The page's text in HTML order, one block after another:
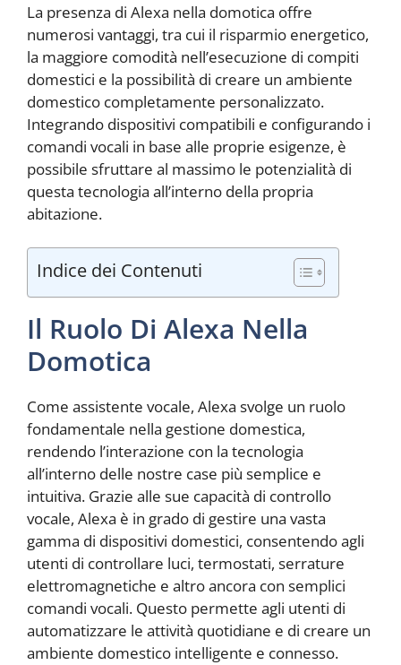
La presenza di Alexa nella domotica offre
numerosi vantaggi, tra cui il risparmio energetico,
la maggiore comodità nell’esecuzione di compiti
domestici e la possibilità di creare un ambiente
domestico completamente personalizzato.
Integrando dispositivi compatibili e configurando i
comandi vocali in base alle proprie esigenze, è
possibile sfruttare al massimo le potenzialità di
questa tecnologia all’interno della propria
abitazione.
Indice dei Contenuti
Il Ruolo Di Alexa Nella
Domotica
Come assistente vocale, Alexa svolge un ruolo
fondamentale nella gestione domestica,
rendendo l’interazione con la tecnologia
all’interno delle nostre case più semplice e
intuitiva. Grazie alle sue capacità di controllo
vocale, Alexa è in grado di gestire una vasta
gamma di dispositivi domestici, consentendo agli
utenti di controllare luci, termostati, serrature
elettromagnetiche e altro ancora con semplici
comandi vocali. Questo permette agli utenti di
automatizzare le attività quotidiane e di creare un
ambiente domestico intelligente e connesso.